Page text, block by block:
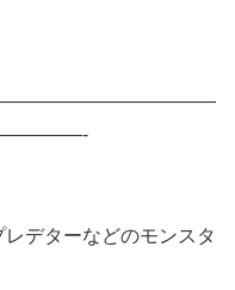
デターなどのモンスタ